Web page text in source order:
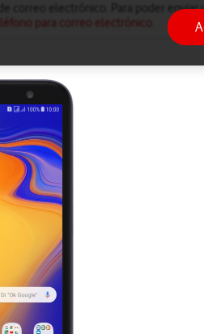
correo electrónico. Para poder enviar
para correo electrónico